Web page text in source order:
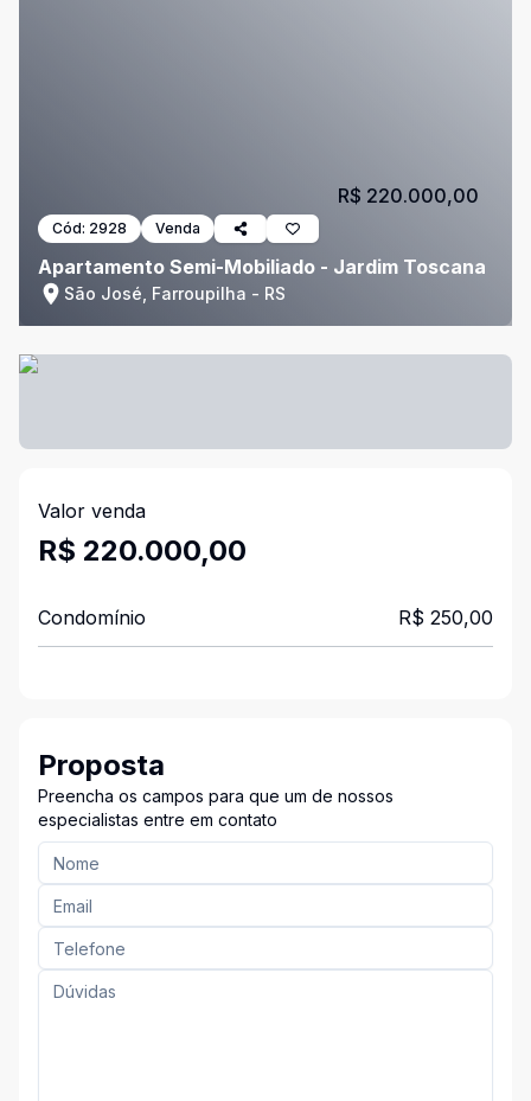
Cód: 2928 Venda
Apartamento Semi-Mobiliado - Jardim Toscana
São José, Farroupilha - RS
R$ 220.000,00
Valor venda
R$ 220.000,00
Condomínio R$ 250,00
Proposta
Preencha os campos para que um de nossos
especialistas entre em contato